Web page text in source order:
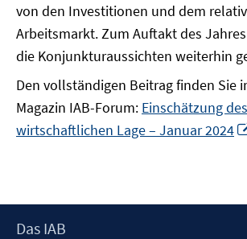
von den Investitionen und dem
Arbeitsmarkt. Zum Auftakt des
die Konjunkturaussichten weiterhin
Den vollständigen Beitrag finden Sie
Magazin IAB-Forum: Einschätzung
wirtschaftlichen Lage – Januar 2024
Footer
Das IAB